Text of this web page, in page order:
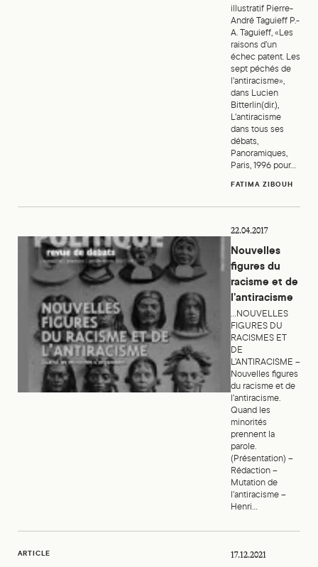
illustratif Pierre-
André Taguieff P.-
A. Taguieff, «Les
raisons d’un
échec patent. Les
sept péchés de
l’antiracisme»,
dans Lucien
Bitterlin(dir.),
L’antiracisme
dans tous ses
débats,
Panoramiques,
Paris, 1996 pour...
FATIMA ZIBOUH
22.04.2017
Nouvelles
figures du
racisme et de
l’antiracisme
...NOUVELLES
FIGURES DU
RACISMES ET
DE
L’ANTIRACISME –
Nouvelles figures
du racisme et de
l’antiracisme.
Quand les
minorités
prennent la
parole.
(Présentation) –
Rédaction –
Mutation de
l’antiracisme –
Henri...
ARTICLE 17.12.2021